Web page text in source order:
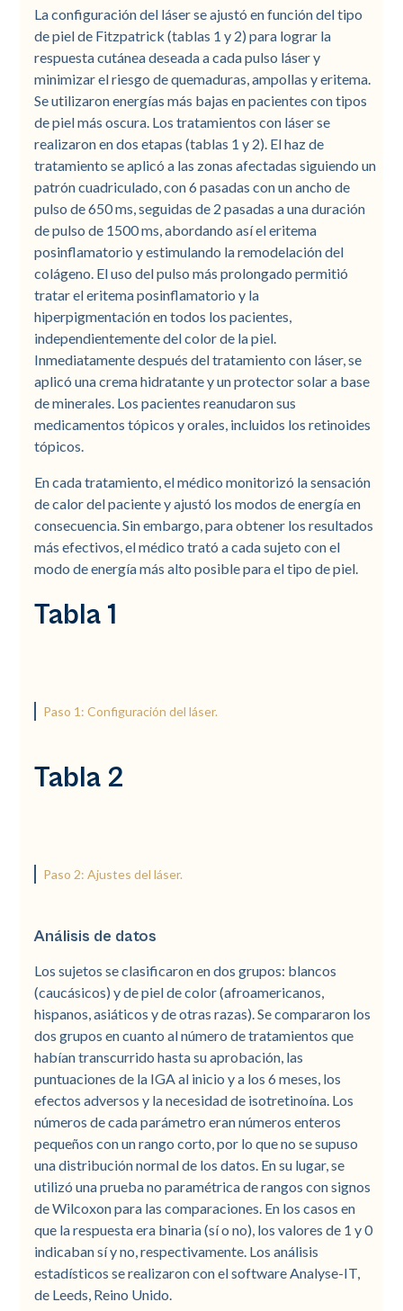
La configuración del láser se ajustó en función del tipo
de piel de Fitzpatrick (tablas 1 y 2) para lograr la
respuesta cutánea deseada a cada pulso láser y
minimizar el riesgo de quemaduras, ampollas y eritema.
Se utilizaron energías más bajas en pacientes con tipos
de piel más oscura. Los tratamientos con láser se
realizaron en dos etapas (tablas 1 y 2). El haz de
tratamiento se aplicó a las zonas afectadas siguiendo un
patrón cuadriculado, con 6 pasadas con un ancho de
pulso de 650 ms, seguidas de 2 pasadas a una duración
de pulso de 1500 ms, abordando así el eritema
posinflamatorio y estimulando la remodelación del
colágeno. El uso del pulso más prolongado permitió
tratar el eritema posinflamatorio y la
hiperpigmentación en todos los pacientes,
independientemente del color de la piel.
Inmediatamente después del tratamiento con láser, se
aplicó una crema hidratante y un protector solar a base
de minerales. Los pacientes reanudaron sus
medicamentos tópicos y orales, incluidos los retinoides
tópicos.
En cada tratamiento, el médico monitorizó la sensación
de calor del paciente y ajustó los modos de energía en
consecuencia. Sin embargo, para obtener los resultados
más efectivos, el médico trató a cada sujeto con el
modo de energía más alto posible para el tipo de piel.
Tabla 1
Paso 1: Configuración del láser.
Tabla 2
Paso 2: Ajustes del láser.
Análisis de datos
Los sujetos se clasificaron en dos grupos: blancos
(caucásicos) y de piel de color (afroamericanos,
hispanos, asiáticos y de otras razas). Se compararon los
dos grupos en cuanto al número de tratamientos que
habían transcurrido hasta su aprobación, las
puntuaciones de la IGA al inicio y a los 6 meses, los
efectos adversos y la necesidad de isotretinoína. Los
números de cada parámetro eran números enteros
pequeños con un rango corto, por lo que no se supuso
una distribución normal de los datos. En su lugar, se
utilizó una prueba no paramétrica de rangos con signos
de Wilcoxon para las comparaciones. En los casos en
que la respuesta era binaria (sí o no), los valores de 1 y 0
indicaban sí y no, respectivamente. Los análisis
estadísticos se realizaron con el software Analyse-IT,
de Leeds, Reino Unido.